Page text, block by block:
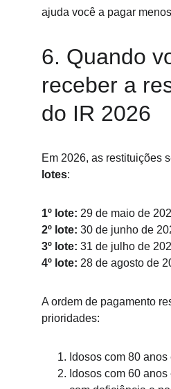
ajuda você a pagar
6. Quando
receber a
do IR 2026
Em 2026, as restituições
lotes:
1º lote: 29 de maio de
2º lote: 30 de junho de
3º lote: 31 de julho de
4º lote: 28 de agosto de
A ordem de pagamento
prioridades:
Idosos com 80
Idosos com 60